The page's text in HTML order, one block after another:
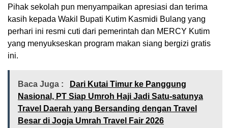
Pihak sekolah pun menyampaikan apresiasi dan terima
kasih kepada Wakil Bupati Kutim Kasmidi Bulang yang
perhari ini resmi cuti dari pemerintah dan MERCY Kutim
yang menyukseskan program makan siang bergizi gratis
ini.
Baca Juga :
Dari Kutai Timur ke Panggung
Nasional, PT Siap Umroh Haji Jadi Satu-satunya
Travel Daerah yang Bersanding dengan Travel
Besar di Jogja Umrah Travel Fair 2026